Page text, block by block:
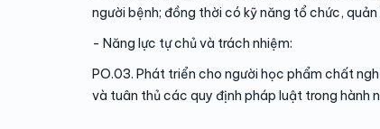
người bệnh; đồng thời có kỹ năng tổ chức,
- Năng lực tự chủ và trách nhiệm:
PO.03. Phát triển cho người học phẩm chất
và tuân thủ các quy định pháp luật trong hành